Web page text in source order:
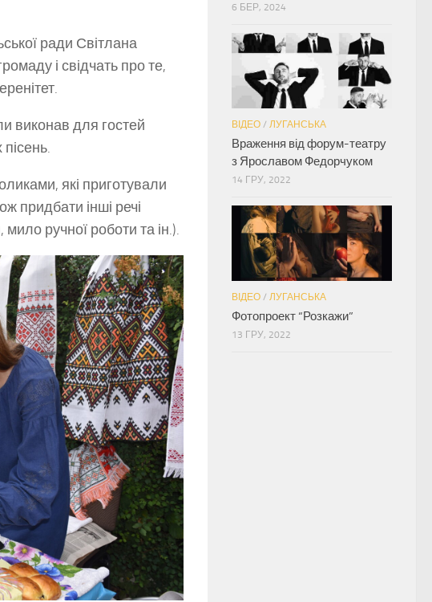
ради Світлана
і свідчать про те,
виконав для гостей
які приготували
придбати інші речі
ручної роботи та ін.).
6 БЕР, 2024
ВІДЕО / ЛУГАНСЬКА
Враження від форум-театру
з Ярославом Федорчуком
14 ГРУ, 2022
ВІДЕО / ЛУГАНСЬКА
Фотопроект “Розкажи”
13 ГРУ, 2022